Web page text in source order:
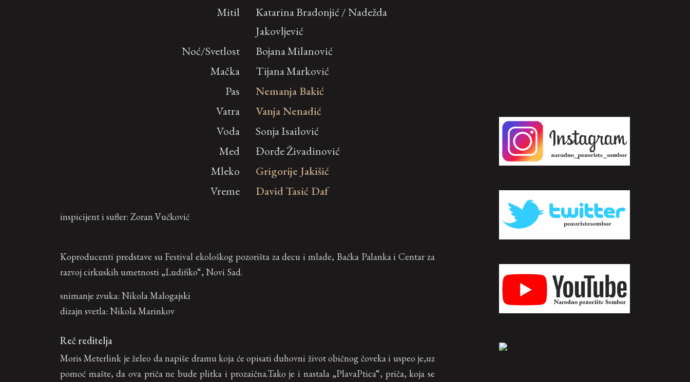
Mitil
Katarina Bradonjić / Nadežda
Jakovljević
Noć/Svetlost
Bojana Milanović
Mačka
Tijana Marković
Pas
Nemanja Bakić
Vatra
Vanja Nenadić
Voda
Sonja Isailović
Med
Đorđe Živadinović
Mleko
Grigorije Jakišić
Vreme
David Tasić Daf
inspicijent i sufler: Zoran Vučković
Koproducenti predstave su Festival ekološkog pozorišta za decu i mlade, Bačka Palanka i Centar za
razvoj cirkuskih umetnosti „Ludifiko“, Novi Sad.
snimanje zvuka: Nikola Malogajski
dizajn svetla: Nikola Marinkov
Reč reditelja
Moris Meterlink je želeo da napiše dramu koja će opisati duhovni život običnog čoveka i uspeo je,uz
pomoć mašte, da ova priča ne bude plitka i prozaična.Tako je i nastala „PlavaPtica“, priča, koja se